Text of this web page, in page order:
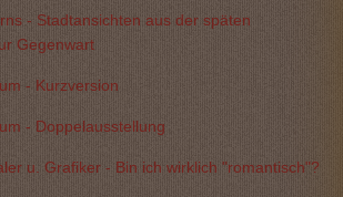
- Stadtansichten aus der späten
Gegenwart
- Kurzversion
- Doppelausstellung
u. Grafiker - Bin ich wirklich "romantisch"?